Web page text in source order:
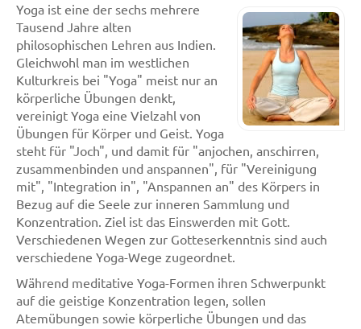
Yoga ist eine der sechs mehrere
Tausend Jahre alten
philosophischen Lehren aus Indien.
Gleichwohl man im westlichen
Kulturkreis bei "Yoga" meist nur an
körperliche Übungen denkt,
vereinigt Yoga eine Vielzahl von
Übungen für Körper und Geist. Yoga
steht für "Joch", und damit für "anjochen, anschirren,
zusammenbinden und anspannen", für "Vereinigung
mit", "Integration in", "Anspannen an" des Körpers in
Bezug auf die Seele zur inneren Sammlung und
Konzentration. Ziel ist das Einswerden mit Gott.
Verschiedenen Wegen zur Gotteserkenntnis sind auch
verschiedene Yoga-Wege zugeordnet.
Während meditative Yoga-Formen ihren Schwerpunkt
auf die geistige Konzentration legen, sollen
Atemübungen sowie körperliche Übungen und das